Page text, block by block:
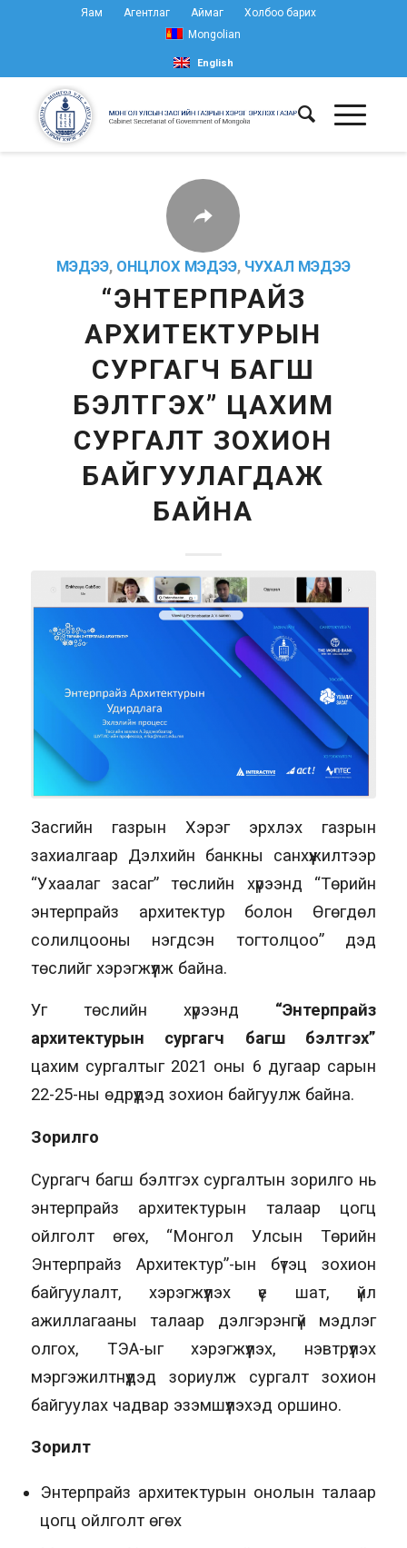
Яам Агентлаг Аймаг
Холбоо барих
Mongolian
English
МЭДЭЭ, ОНЦЛОХ МЭДЭЭ, ЧУХАЛ МЭДЭЭ
“ЭНТЕРПРАЙЗ
АРХИТЕКТУРЫН
СУРГАГЧ БАГШ
БЭЛТГЭХ” ЦАХИМ
СУРГАЛТ ЗОХИОН
БАЙГУУЛАГДАЖ
БАЙНА
Засгийн газрын Хэрэг эрхлэх газрын
захиалгаар Дэлхийн банкны санхүүжилтээр
“Ухаалаг засаг” төслийн хүрээнд “Төрийн
энтерпрайз архитектур болон Өгөгдөл
солилцооны нэгдсэн тогтолцоо” дэд
төслийг хэрэгжүүлж байна.
Уг төслийн хүрээнд “Энтерпрайз
архитектурын сургагч багш бэлтгэх”
цахим сургалтыг 2021 оны 6 дугаар сарын
22-25-ны өдрүүдэд зохион байгуулж байна.
Зорилго
Сургагч багш бэлтгэх сургалтын зорилго нь
энтерпрайз архитектурын талаар цогц
ойлголт өгөх, “Монгол Улсын Төрийн
Энтерпрайз Архитектур”-ын бүтэц зохион
байгуулалт, хэрэгжүүлэх үе шат, үйл
ажиллагааны талаар дэлгэрэнгүй мэдлэг
олгох, ТЭА-ыг хэрэгжүүлэх, нэвтрүүлэх
мэргэжилтнүүдэд зориулж сургалт зохион
байгуулах чадвар эзэмшүүлэхэд оршино.
Зорилт
Энтерпрайз архитектурын онолын талаар
цогц ойлголт өгөх